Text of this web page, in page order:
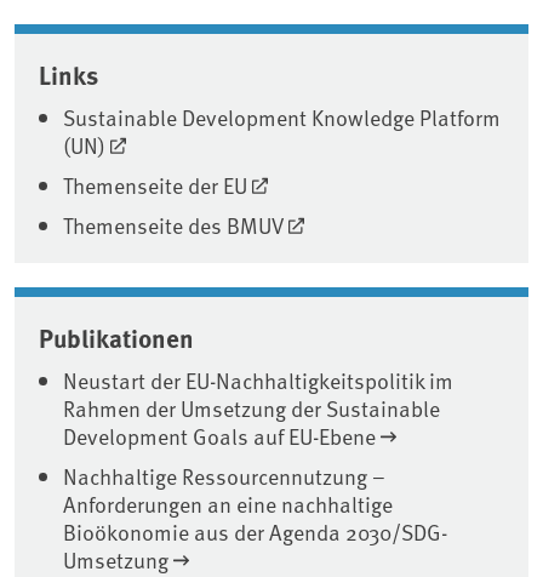
Associated content
Links
Sustainable Development Knowledge Platform
(UN)
Themenseite der EU
Themenseite des BMUV
Publikationen
Neustart der EU-Nachhaltigkeitspolitik im
Rahmen der Umsetzung der Sustainable
Development Goals auf EU-Ebene
Nachhaltige Ressourcennutzung –
Anforderungen an eine nachhaltige
Bioökonomie aus der Agenda 2030/SDG-
Umsetzung